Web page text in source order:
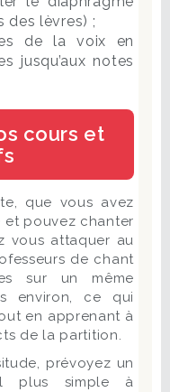
des lèvres) ;
de la voix en
jusqu’aux notes
cours et
que vous avez
et pouvez chanter
vous attaquer au
de chant
sur un même
environ, ce qui
en apprenant à
de la partition.
prévoyez un
plus simple à